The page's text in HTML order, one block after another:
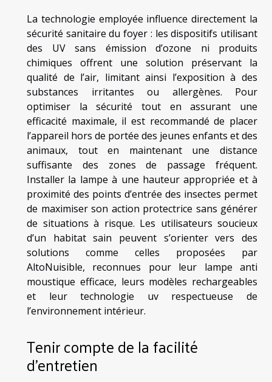
La technologie employée influence directement la
sécurité sanitaire du foyer : les dispositifs utilisant
des UV sans émission d’ozone ni produits
chimiques offrent une solution préservant la
qualité de l’air, limitant ainsi l’exposition à des
substances irritantes ou allergènes. Pour
optimiser la sécurité tout en assurant une
efficacité maximale, il est recommandé de placer
l’appareil hors de portée des jeunes enfants et des
animaux, tout en maintenant une distance
suffisante des zones de passage fréquent.
Installer la lampe à une hauteur appropriée et à
proximité des points d’entrée des insectes permet
de maximiser son action protectrice sans générer
de situations à risque. Les utilisateurs soucieux
d’un habitat sain peuvent s’orienter vers des
solutions comme celles proposées par
AltoNuisible, reconnues pour leur lampe anti
moustique efficace, leurs modèles rechargeables
et leur technologie uv respectueuse de
l’environnement intérieur.
Tenir compte de la facilité
d’entretien